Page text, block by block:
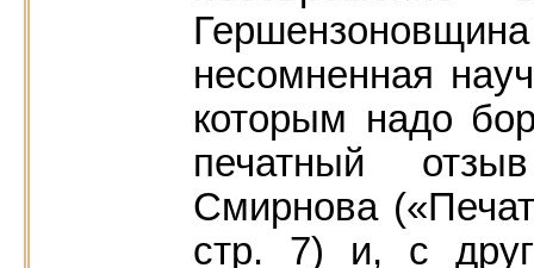
несомненная
которым надо
печатный
Смирнова
стр. 7) и, с